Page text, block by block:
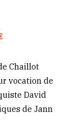
Chaillot
vocation de
David
de Jann